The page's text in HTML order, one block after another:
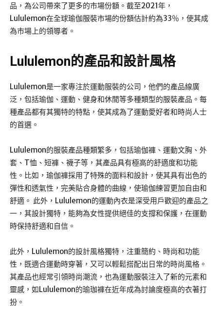
品，為公司帶來了更多的市場份額。截至2021年，
Lululemon在全球瑜伽服裝市場的份額估計約為33％，使其成
為市場上的領導者。
Lululemon的產品和設計風格
Lululemon是一家專注於運動服裝的公司，他們的產品線廣
泛，包括瑜伽、運動、健身和休閒等多種類型的服裝產品。每
種產品都有其獨特的特點，使其成為了運動愛好者和時尚人士
的首選。
Lululemon的服裝產品種類繁多，包括瑜伽褲、運動文胸、外
套、T恤、短褲、襪子等，其產品具有極高的舒適度和功能
性。比如，瑜伽褲採用了特殊的面料和設計，使其具有出色的
彈性和透氣性，完美貼合身體的曲線，使瑜伽練習更加自由和
舒適。 此外，Lululemon的運動內衣是深受用戶歡迎的產品之
一，其設計獨特，能夠為女性提供絕佳的支撐和保護，在運動
時保持舒適和自信。
此外，Lululemon的設計風格獨特，注重簡約、時尚和功能
性，既適合運動時穿著，又可以輕鬆搭配出日常的時尚風格。
其產品也經常引領時尚潮流，也為運動服裝注入了新的元素和
靈感，如Lululemon的瑜珈褲在近年成為討論度極高的衣著打
扮。